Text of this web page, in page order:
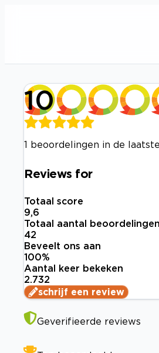
10
1 beoordelingen in de
Reviews for
Totaal score
9,6
Totaal aantal beoordelingen
42
Beveelt ons aan
100%
Aantal keer bekeken
2.732
schrijf een review
Geverifieerde reviews